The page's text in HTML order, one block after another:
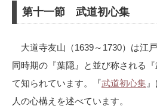
第十一節 武道初心集
大道寺友山（1639～1730）は江
同時期の『葉隠』と並び称される
て知られています。『武道初心集
人の心構えを述べています。